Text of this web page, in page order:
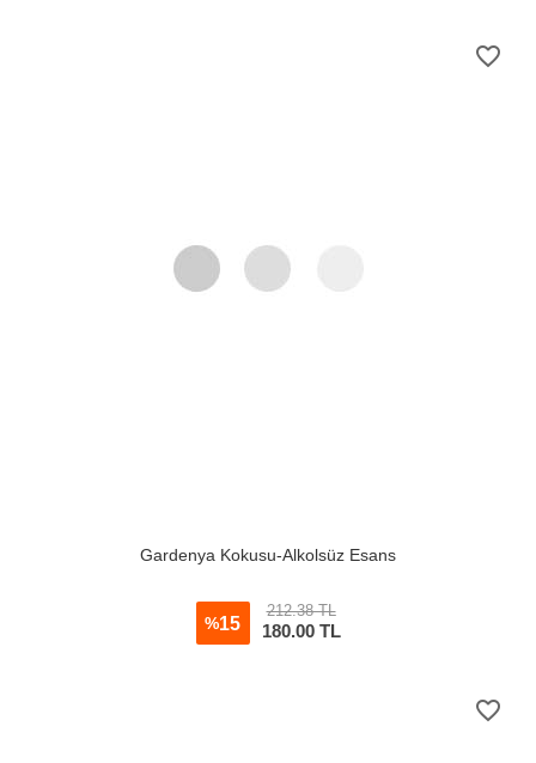
favorite_border
Gardenya Kokusu-Alkolsüz Esans
%15
212.38 TL
180.00TL
favorite_border